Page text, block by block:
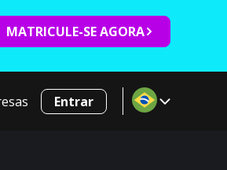
MATRICULE-SE AGORA
Entrar